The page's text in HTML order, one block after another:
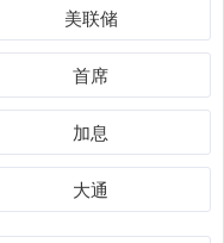
美联储
首席
加息
大通